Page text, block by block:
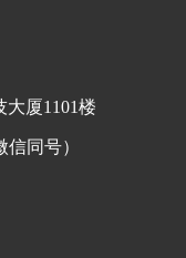
厦1101楼
信同号）